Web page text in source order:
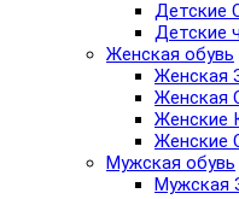
Детские
Детские
Женская обувь
Женская
Женская
Женские
Женские
Мужская обувь
Мужская